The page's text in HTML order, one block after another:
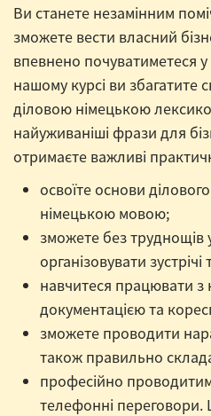
Ви станете незамінним
зможете вести власний
впевнено почуватиметеся
нашому курсі ви збагатите
діловою німецькою
найуживаніші фрази для
отримаєте важливі
освоїте основи
німецькою мовою;
зможете без труднощів
організовувати
навчитеся працювати
документацією та
зможете проводити
також правильно
професійно
телефонні переговори.